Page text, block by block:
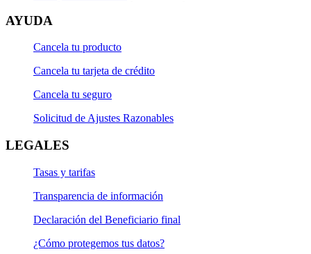
AYUDA
Cancela tu producto
Cancela tu tarjeta de crédito
Cancela tu seguro
Solicitud de Ajustes Razonables
LEGALES
Tasas y tarifas
Transparencia de información
Declaración del Beneficiario final
¿Cómo protegemos tus datos?